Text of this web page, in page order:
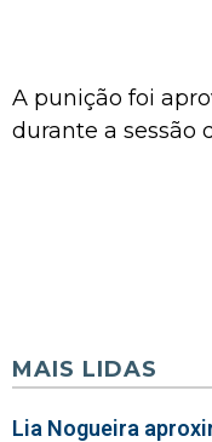
A punição foi
durante a sessão
MAIS LIDAS
Lia Nogueira